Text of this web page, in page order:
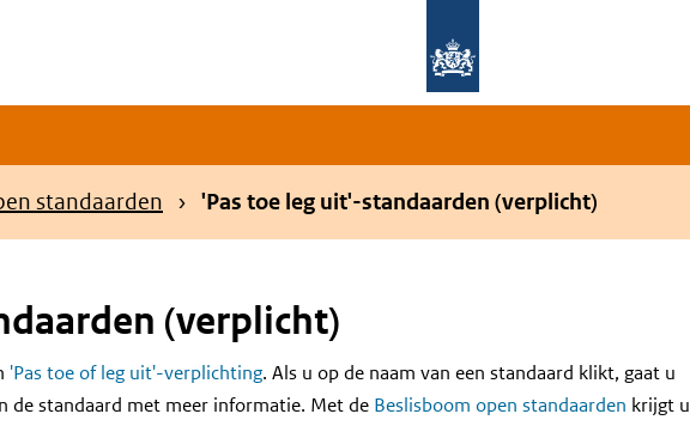
standaarden 'Pas toe leg uit'-standaarden (verplicht)
(verplicht)
'Pas toe of leg uit'-verplichting. Als u op de naam van een standaard klikt, gaat u
de standaard met meer informatie. Met de Beslisboom open standaarden krijgt u